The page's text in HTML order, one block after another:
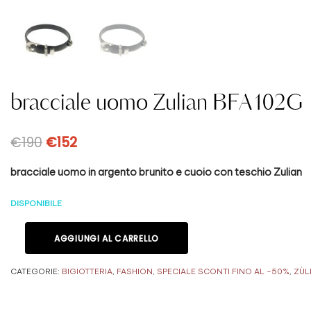
bracciale uomo Zulian BFA102G
€190 €152
bracciale uomo in argento brunito e cuoio con teschio Zulian
DISPONIBILE
AGGIUNGI AL CARRELLO
CATEGORIE: BIGIOTTERIA, FASHION, SPECIALE SCONTI FINO AL -50%,